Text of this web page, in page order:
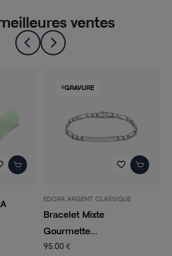
ventes
GRAVURE
favorite_border
EDORA ARGENT CLASSIQUE
Bracelet Mixte
Gourmette...
95,00 €